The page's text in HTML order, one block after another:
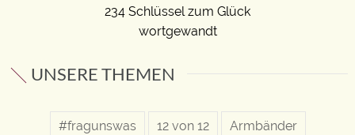
234 Schlüssel zum Glück
wortgewandt
UNSERE THEMEN
#fragunswas 12 von 12 Armbänder